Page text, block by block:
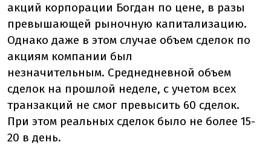
акций корпорации Богдан по цене, в разы
превышающей рыночную капитализацию.
Однако даже в этом случае объем сделок по
акциям компании был
незначительным. Среднедневной объем
сделок на прошлой неделе, с учетом всех
транзакций не смог превысить 60 сделок.
При этом реальных сделок было не более 15-
20 в день.